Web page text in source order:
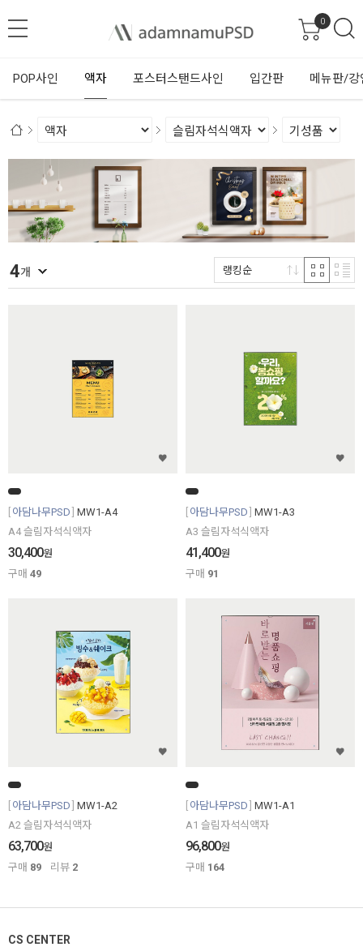
0
POP사인 액자 포스터스탠드사인 입간판 메뉴판/강
4개 랭킹순
아담나무PSD MW1-A4
A4 슬림자석식액자
30,400원
구매 49
아담나무PSD MW1-A3
A3 슬림자석식액자
41,400원
구매 91
아담나무PSD MW1-A2
A2 슬림자석식액자
63,700원
구매 89 리뷰 2
아담나무PSD MW1-A1
A1 슬림자석식액자
96,800원
구매 164
CS CENTER